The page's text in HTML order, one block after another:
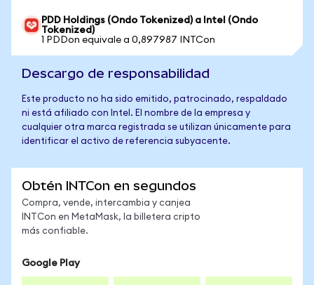
PDD Holdings (Ondo Tokenized) a Intel (Ondo
Tokenized)
1 PDDon equivale a 0,897987 INTCon
Descargo de responsabilidad
Este producto no ha sido emitido, patrocinado, respaldado
ni está afiliado con Intel. El nombre de la empresa y
cualquier otra marca registrada se utilizan únicamente para
identificar el activo de referencia subyacente.
Obtén INTCon en segundos
Compra, vende, intercambia y canjea
INTCon en MetaMask, la billetera cripto
más confiable.
Google Play